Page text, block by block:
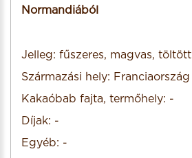
Normandiából
Jelleg: fűszeres, magvas, töltött
Származási hely: Franciaország
Kakaóbab fajta, termőhely: -
Díjak: -
Egyéb: -